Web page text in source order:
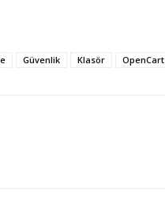
Güvenlik Klasör OpenCart